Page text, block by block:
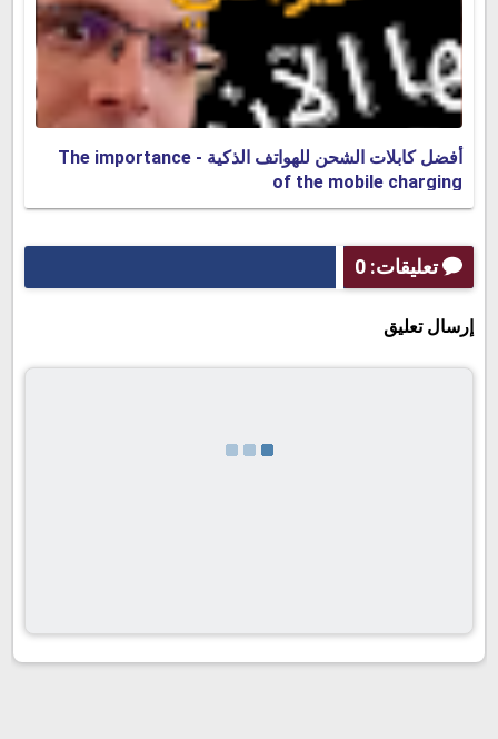
أفضل كابلات الشحن للهواتف الذكية - The importance
of the mobile charging
تعليقات: 0
إرسال تعليق